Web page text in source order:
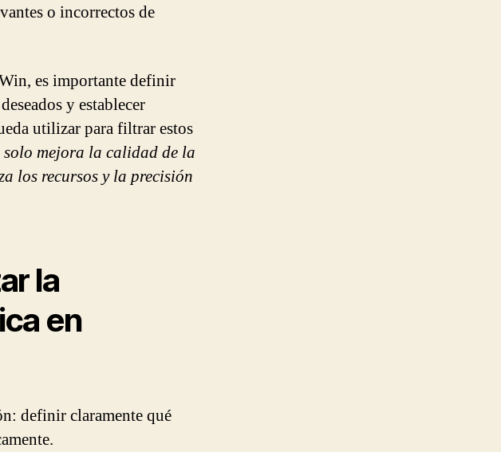
o incorrectos de
es importante definir
y establecer
utilizar para filtrar estos
mejora la calidad de la
los recursos y la precisión
la
en
definir claramente qué